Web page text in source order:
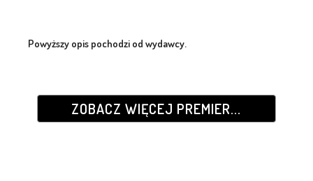
Powyższy opis pochodzi od wydawcy.
ZOBACZ WIĘCEJ PREMIER...